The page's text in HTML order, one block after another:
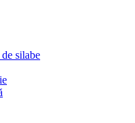
silabe